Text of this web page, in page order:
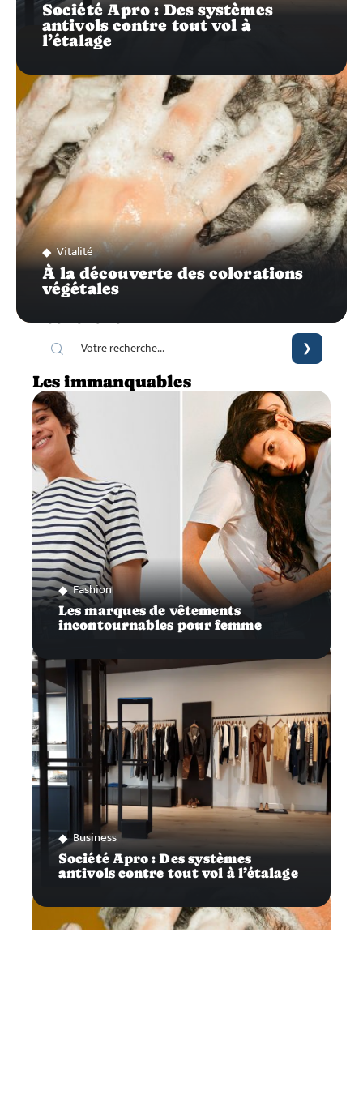
Société Apro : Des systèmes
antivols contre tout vol à
l’étalage
Vitalité
À la découverte des colorations
végétales
Recherche
Les immanquables
Fashion
Les marques de vêtements
incontournables pour femme
Business
Société Apro : Des systèmes
antivols contre tout vol à l’étalage